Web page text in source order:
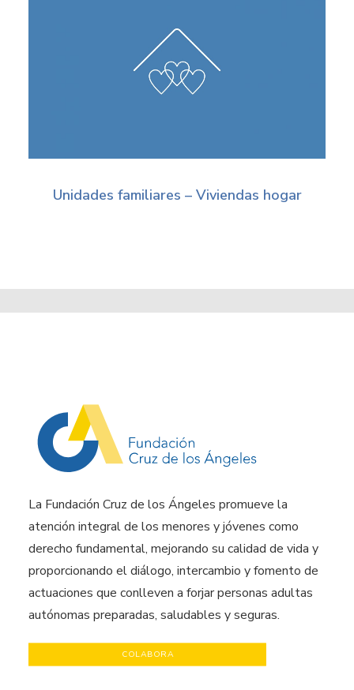
Unidades familiares – Viviendas hogar
La Fundación Cruz de los Ángeles promueve la
atención integral de los menores y jóvenes como
derecho fundamental, mejorando su calidad de vida y
proporcionando el diálogo, intercambio y fomento de
actuaciones que conlleven a forjar personas adultas
autónomas preparadas, saludables y seguras.
COLABORA